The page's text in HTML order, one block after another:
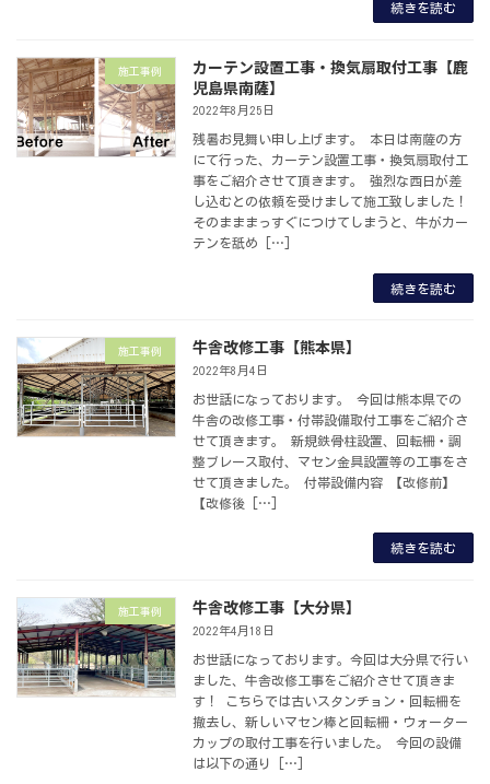
続きを読む
施工事例
カーテン設置工事・換気扇取付工事【鹿
児島県南薩】
2022年8月25日
残暑お見舞い申し上げます。 本日は南薩の方
にて行った、カーテン設置工事・換気扇取付工
事をご紹介させて頂きます。 強烈な西日が差
し込むとの依頼を受けまして施工致しました！
そのまままっすぐにつけてしまうと、牛がカー
テンを舐め […]
続きを読む
施工事例 牛舎改修工事【熊本県】
2022年8月4日
お世話になっております。 今回は熊本県での
牛舎の改修工事・付帯設備取付工事をご紹介さ
せて頂きます。 新規鉄骨柱設置、回転柵・調
整ブレース取付、マセン金具設置等の工事をさ
せて頂きました。 付帯設備内容 【改修前】
【改修後 […]
続きを読む
施工事例 牛舎改修工事【大分県】
2022年4月18日
お世話になっております。今回は大分県で行い
ました、牛舎改修工事をご紹介させて頂きま
す！ こちらでは古いスタンチョン・回転柵を
撤去し、新しいマセン棒と回転柵・ウォーター
カップの取付工事を行いました。 今回の設備
は以下の通り […]